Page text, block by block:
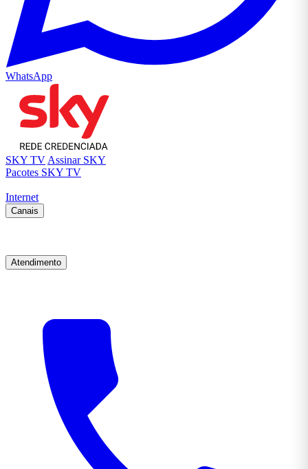
WhatsApp
SKY TV Assinar SKY
Pacotes SKY TV
Internet
Canais
Atendimento